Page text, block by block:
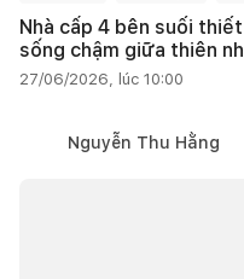
Nhà cấp 4 bên suối
sống chậm giữa thiên
27/06/2026, lúc 10:00
Nguyễn Thu Hằng